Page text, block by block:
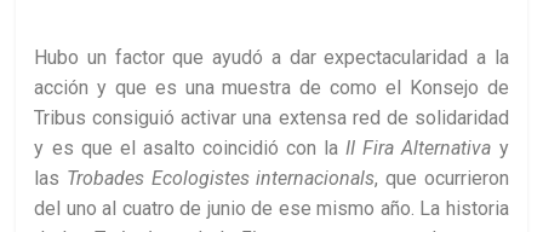
Hubo un factor que ayudó a dar expectacularidad a la
acción y que es una muestra de como el Konsejo de
Tribus consiguió activar una extensa red de solidaridad
y es que el asalto coincidió con laII Fira Alternativa y
las Trobades Ecologistes internacionals, que ocurrieron
del uno al cuatro de junio de ese mismo año. La historia